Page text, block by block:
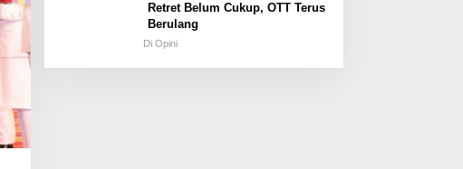
Retret Belum Cukup, OTT Terus
Berulang
Di Opini